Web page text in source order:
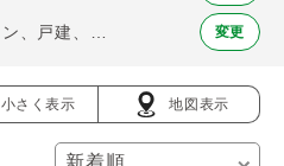
変更
小さく表示 地図表示